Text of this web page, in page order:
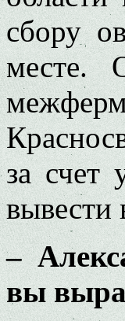
сбору
месте.
за счет
вывести
–
вы